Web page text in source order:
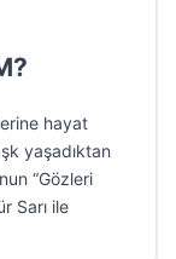
hayat
yaşadıktan
“Gözleri
Sarı ile